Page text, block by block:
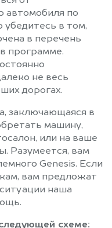
автомобиля по
убедитесь в том,
в перечень
программе.
не весь
дорогах.
заключающаяся в
машину,
или на ваше
Разумеется, вам
Genesis. Если
вам предложат
наша
схеме: